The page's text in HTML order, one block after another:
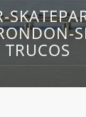
TRUCOS